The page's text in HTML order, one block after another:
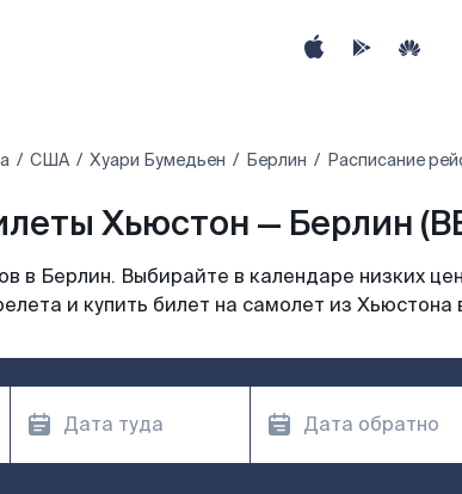
США Хуари Бумедьен Берлин Расписание
Хьюстон — Берлин
в Берлин. Выбирайте в календаре низких
и купить билет на самолет из Хьюстона